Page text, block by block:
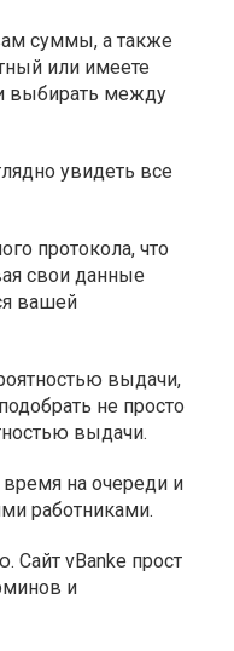
суммы, а также
или имеете
выбирать между
увидеть все
протокола, что
свои данные
вашей
выдачи,
не просто
выдачи.
время на очереди и
работниками.
Сайт vBanke прост
и